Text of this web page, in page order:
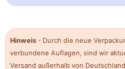
Hinweis - Durch die neue
verbundene Auflagen, sind wir
Versand außerhalb von